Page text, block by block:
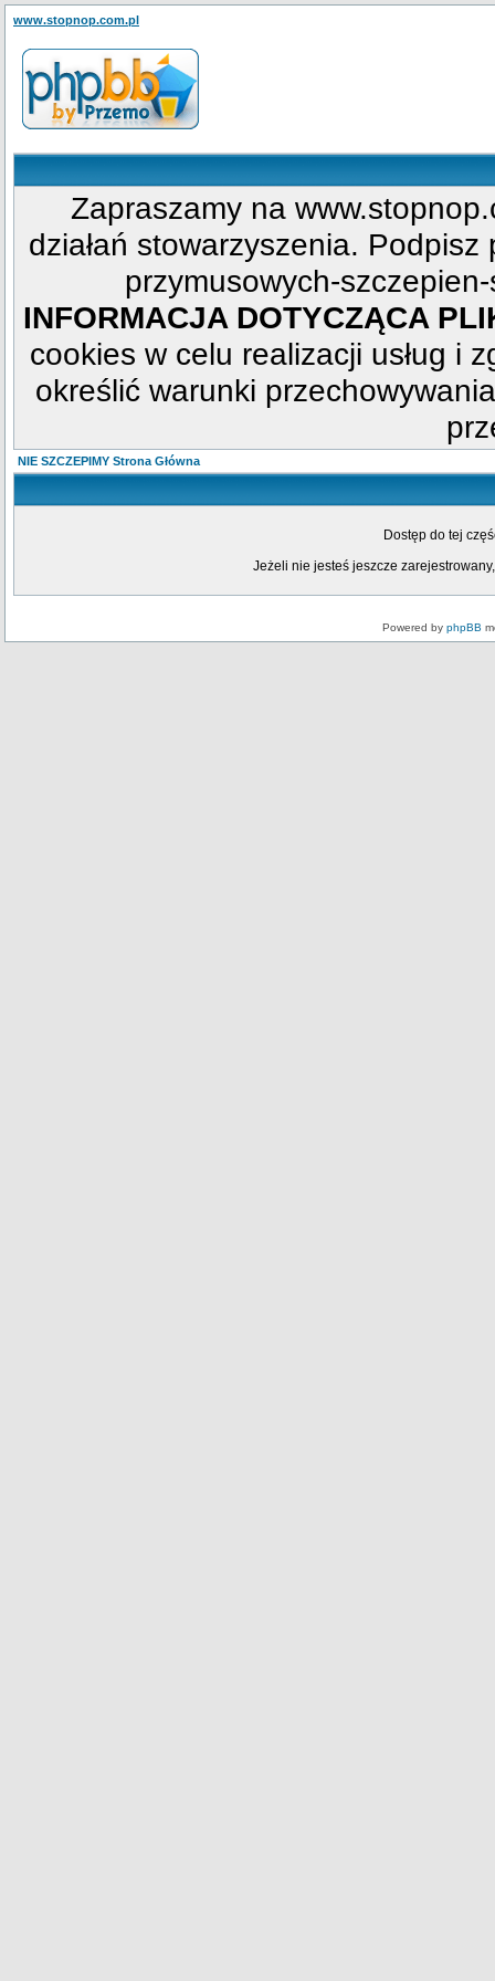
www.stopnop.com.pl
Zapraszamy na
działań stowarzyszenia.
przymusowych-
INFORMACJA DOTYCZĄCA
cookies w celu realizacji usług i
określić warunki
NIE SZCZEPIMY Strona Główna
Dostęp do tej
Jeżeli nie jesteś jeszcze
Powered by phpBB